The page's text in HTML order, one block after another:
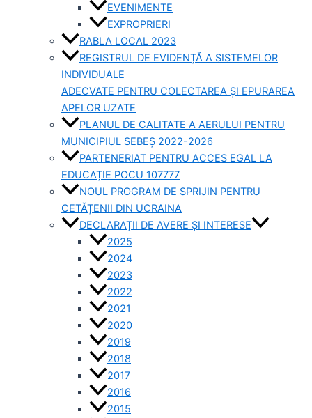
EVENIMENTE
EXPROPRIERI
RABLA LOCAL 2023
REGISTRUL DE EVIDENȚĂ A SISTEMELOR
INDIVIDUALE
ADECVATE PENTRU COLECTAREA ȘI EPURAREA
APELOR UZATE
PLANUL DE CALITATE A AERULUI PENTRU
MUNICIPIUL SEBEȘ 2022-2026
PARTENERIAT PENTRU ACCES EGAL LA
EDUCAȚIE POCU 107777
NOUL PROGRAM DE SPRIJIN PENTRU
CETĂȚENII DIN UCRAINA
DECLARAȚII DE AVERE ȘI INTERESE
2025
2024
2023
2022
2021
2020
2019
2018
2017
2016
2015